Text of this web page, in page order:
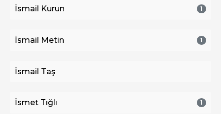
İsmail Kurun 1
İsmail Metin 1
İsmail Taş
İsmet Tığlı 1